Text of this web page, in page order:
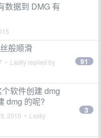
数据到 DMG 有
般顺滑
• Lastly replied by 91
软件创建 dmg
dmg 的呢?
2015 • Lastly
3